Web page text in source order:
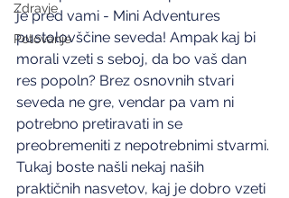
Zdravje
Potovanje
je pred vami - Mini Adventures
pustolovščine seveda! Ampak kaj bi
morali vzeti s seboj, da bo vaš dan
res popoln? Brez osnovnih stvari
seveda ne gre, vendar pa vam ni
potrebno pretiravati in se
preobremeniti z nepotrebnimi stvarmi.
Tukaj boste našli nekaj naših
praktičnih nasvetov, kaj je dobro vzeti